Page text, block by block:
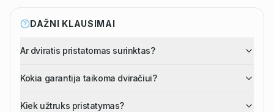
DAŽNI KLAUSIMAI
Ar dviratis pristatomas surinktas?
Kokia garantija taikoma dviračiui?
Kiek užtruks pristatymas?